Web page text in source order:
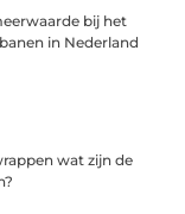
bij het
in Nederland
wat zijn de